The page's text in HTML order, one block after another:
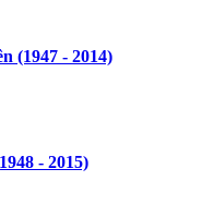
(1947 - 2014)
- 2015)